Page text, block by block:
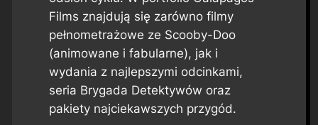
Films znajdują się zarówno filmy
pełnometrażowe ze Scooby-Doo
(animowane i fabularne), jak i
wydania z najlepszymi odcinkami,
seria Brygada Detektywów oraz
pakiety najciekawszych przygód.